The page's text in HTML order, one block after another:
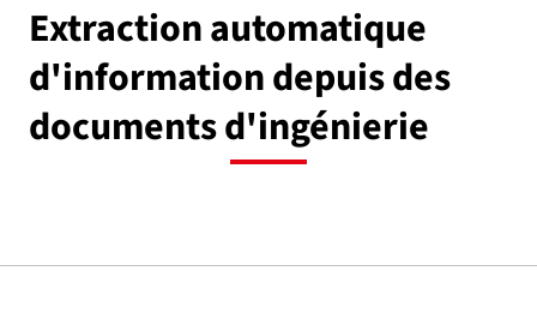
Extraction automatique
d'information depuis des
documents d'ingénierie